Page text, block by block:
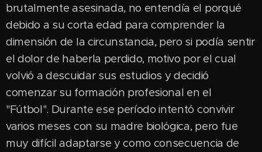
brutalmente asesinada, no entendía el porqué
debido a su corta edad para comprender la
dimensión de la circunstancia, pero si podía sentir
el dolor de haberla perdido, motivo por el cual
volvió a descuidar sus estudios y decidió
comenzar su formación profesional en el
"Fútbol". Durante ese período intentó convivir
varios meses con su madre biológica, pero fue
muy difícil adaptarse y como consecuencia de